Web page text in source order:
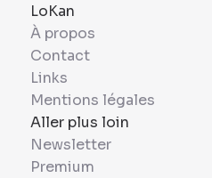
LoKan
À propos
Contact
Links
Mentions légales
Aller plus loin
Newsletter
Premium